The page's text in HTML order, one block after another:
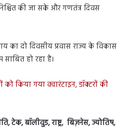
की जा सके और गणतंत्र दिवस
का दो दिवसीय प्रवास राज्य के विकास
साबित हो रहा है।
को किया गया क्वारंटाइन, डॉक्टरों की
टेक, बॉलीवुड, राष्ट्र, बिज़नेस, ज्योतिष,